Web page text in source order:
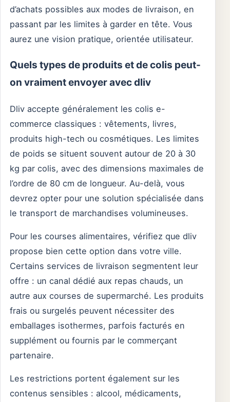
d’achats possibles aux modes de livraison, en
passant par les limites à garder en tête. Vous
aurez une vision pratique, orientée utilisateur.
Quels types de produits et de colis peut-
on vraiment envoyer avec dliv
Dliv accepte généralement les colis e-
commerce classiques : vêtements, livres,
produits high-tech ou cosmétiques. Les limites
de poids se situent souvent autour de 20 à 30
kg par colis, avec des dimensions maximales de
l’ordre de 80 cm de longueur. Au-delà, vous
devrez opter pour une solution spécialisée dans
le transport de marchandises volumineuses.
Pour les courses alimentaires, vérifiez que dliv
propose bien cette option dans votre ville.
Certains services de livraison segmentent leur
offre : un canal dédié aux repas chauds, un
autre aux courses de supermarché. Les produits
frais ou surgelés peuvent nécessiter des
emballages isothermes, parfois facturés en
supplément ou fournis par le commerçant
partenaire.
Les restrictions portent également sur les
contenus sensibles : alcool, médicaments,